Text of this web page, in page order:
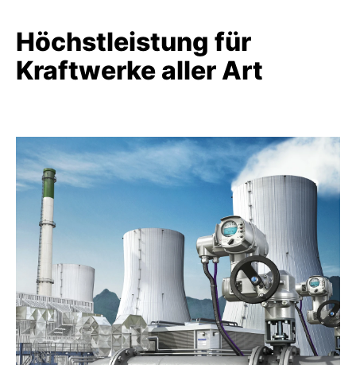
Höchstleistung für
Kraftwerke aller Art